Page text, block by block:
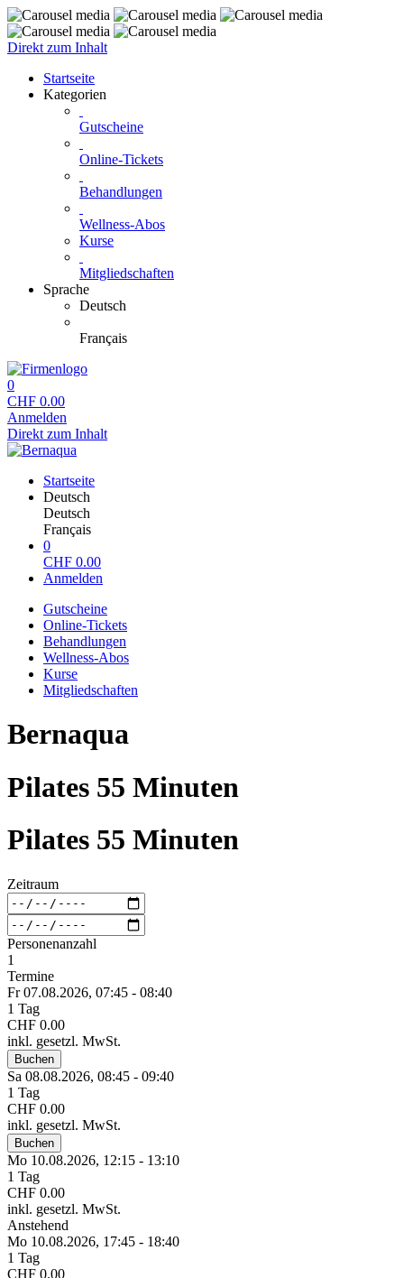
Direkt zum Inhalt
Startseite
Kategorien
Gutscheine
Online-Tickets
Behandlungen
Wellness-Abos
Kurse
Mitgliedschaften
Sprache
Deutsch
Français
0
CHF 0.00
Anmelden
Direkt zum Inhalt
Startseite
Deutsch
Deutsch
Français
0
CHF 0.00
Anmelden
Gutscheine
Online-Tickets
Behandlungen
Wellness-Abos
Kurse
Mitgliedschaften
Bernaqua
Pilates 55 Minuten
Pilates 55 Minuten
Zeitraum
Personenanzahl
1
Termine
Fr 07.08.2026, 07:45 - 08:40
1 Tag
CHF 0.00
inkl. gesetzl. MwSt.
Buchen
Sa 08.08.2026, 08:45 - 09:40
1 Tag
CHF 0.00
inkl. gesetzl. MwSt.
Buchen
Mo 10.08.2026, 12:15 - 13:10
1 Tag
CHF 0.00
inkl. gesetzl. MwSt.
Anstehend
Mo 10.08.2026, 17:45 - 18:40
1 Tag
CHF 0.00